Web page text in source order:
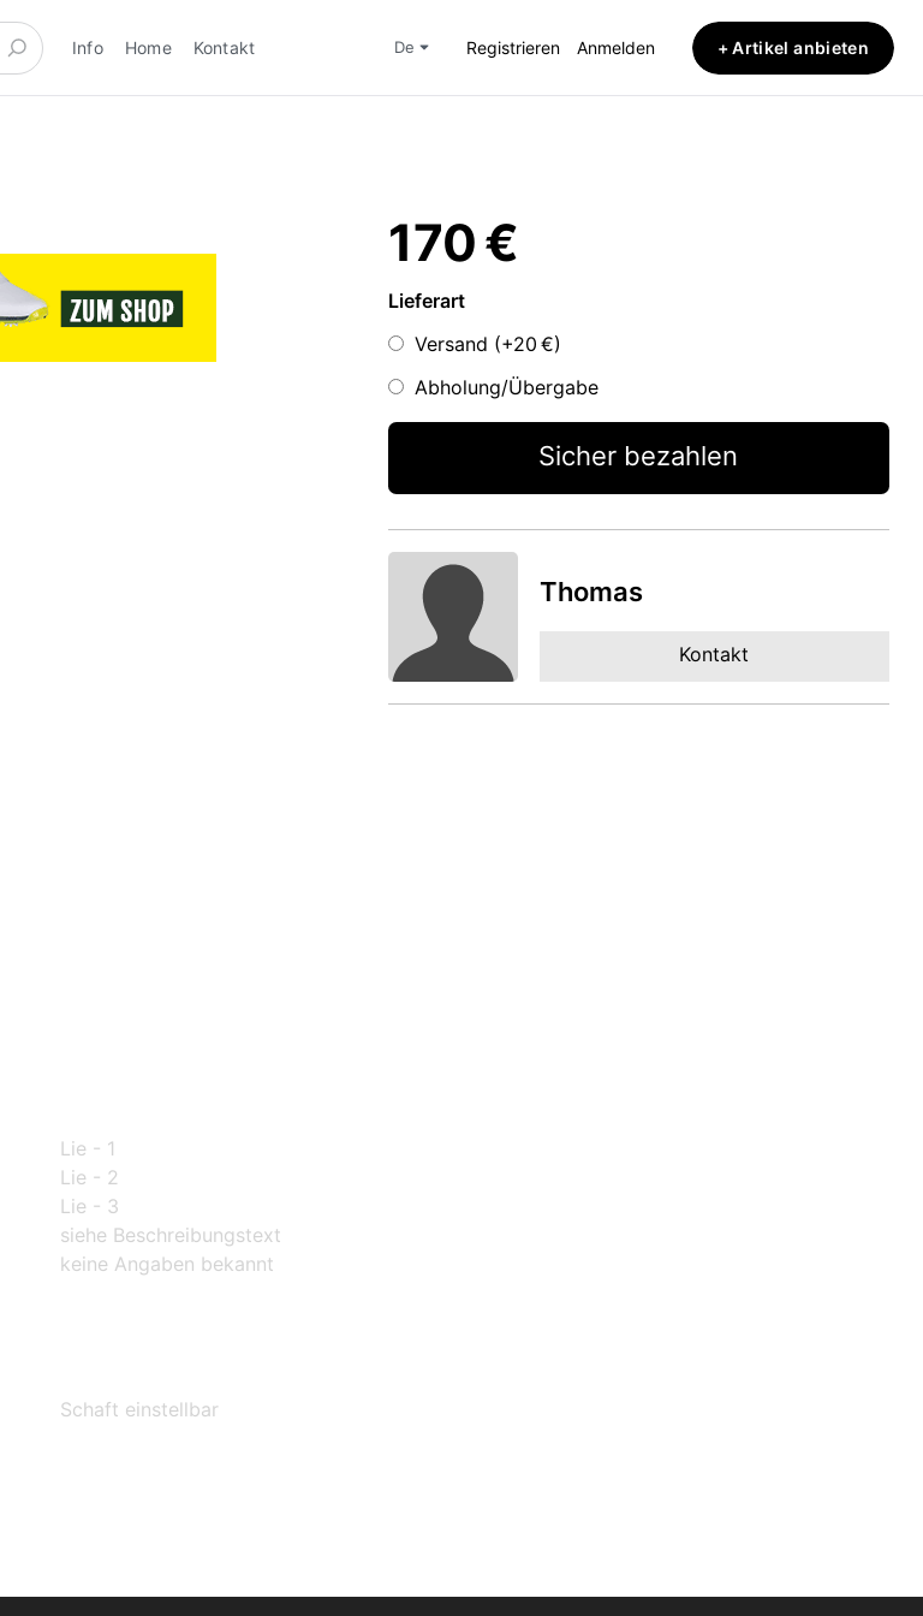
Info Home Kontakt de Registrieren Anmelden + Artikel anbieten
Lie - 1
Lie - 2
Lie - 3
siehe Beschreibungstext
keine Angaben bekannt
Schaft einstellbar
170 €
Lieferart
Versand (+20 €)
Abholung/Übergabe
Sicher bezahlen
Thomas
Kontakt